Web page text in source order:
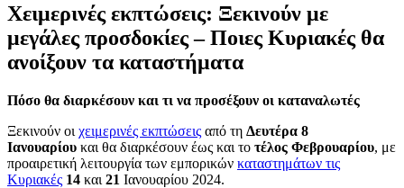
Χειμερινές εκπτώσεις: Ξεκινούν με
μεγάλες προσδοκίες – Ποιες Κυριακές θα
ανοίξουν τα καταστήματα
Πόσο θα διαρκέσουν και τι να προσέξουν οι καταναλωτές
Ξεκινούν οι χειμερινές εκπτώσεις από τη Δευτέρα 8
Ιανουαρίου και θα διαρκέσουν έως και το τέλος Φεβρουαρίου, με
προαιρετική λειτουργία των εμπορικών καταστημάτων τις
Κυριακές 14 και 21 Ιανουαρίου 2024.